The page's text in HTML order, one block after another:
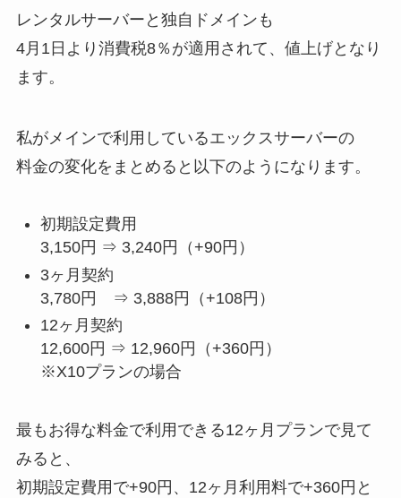
レンタルサーバーと独自ドメインも
4月1日より消費税8％が適用されて、値上げとなり
ます。
私がメインで利用しているエックスサーバーの
料金の変化をまとめると以下のようになります。
初期設定費用
3,150円 ⇒ 3,240円（+90円）
3ヶ月契約
3,780円 ⇒ 3,888円（+108円）
12ヶ月契約
12,600円 ⇒ 12,960円（+360円）
※X10プランの場合
最もお得な料金で利用できる12ヶ月プランで見て
みると、
初期設定費用で+90円、12ヶ月利用料で+360円と